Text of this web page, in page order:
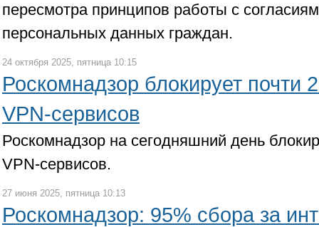
пересмотра принципов работы с
персональных данных граждан.
24 октября 2025, пятница 10:15
Роскомнадзор блокирует почти
VPN-сервисов
Роскомнадзор на сегодняшний день
VPN-сервисов.
27 июня 2025, пятница 10:13
Роскомнадзор: 95% сбора за